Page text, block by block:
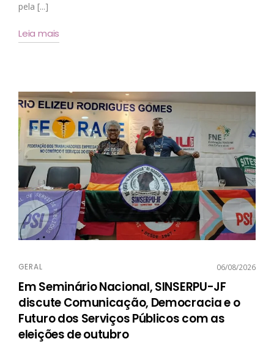
pela [...]
Leia mais
GERAL 06/08/2026
Em Seminário Nacional, SINSERPU-JF
discute Comunicação, Democracia e o
Futuro dos Serviços Públicos com as
eleições de outubro